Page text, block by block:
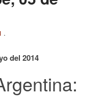
.
del 2014